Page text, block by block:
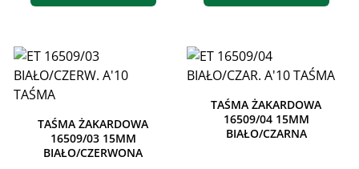
TAŚMA ŻAKARDOWA
16509/03 15MM
BIAŁO/CZERWONA
TAŚMA ŻAKARDOWA
16509/04 15MM
BIAŁO/CZARNA